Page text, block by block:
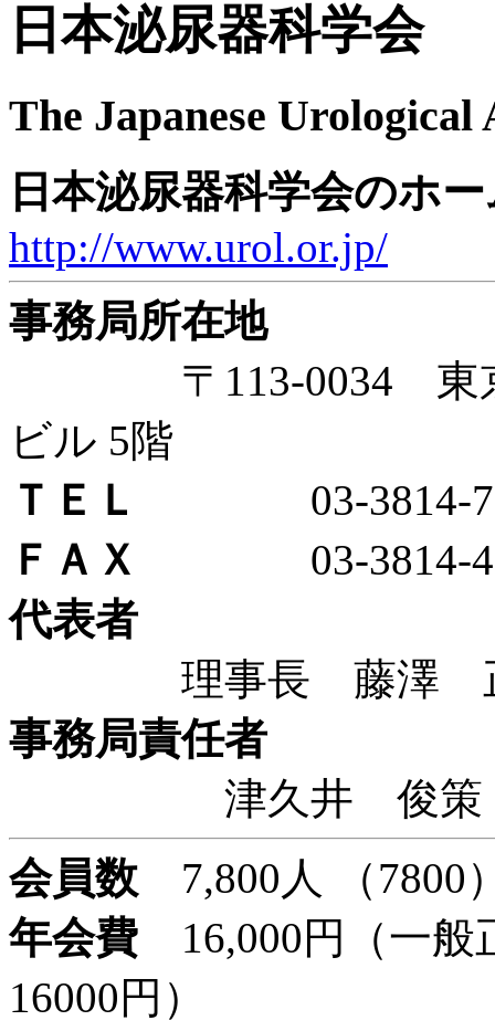
日本泌尿器科学会
The Japanese Urological
日本泌尿器科学会のホ
http://www.urol.or.jp/
事務局所在地
〒113-0034 東京
ビル 5階
ＴＥＬ
03-3814-
ＦＡＸ
03-3814-
代表者
理事長 藤澤 正
事務局責任者
津久井 俊
会員数 7,800人 （7800
年会費 16,000円（一般
16000円）